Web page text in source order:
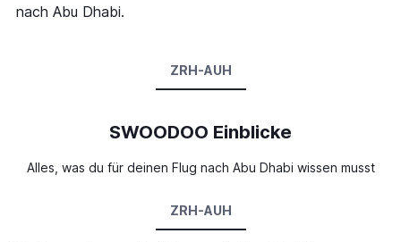
nach Abu Dhabi.
ZRH-AUH
SWOODOO Einblicke
Alles, was du für deinen Flug nach Abu Dhabi wissen musst
ZRH-AUH